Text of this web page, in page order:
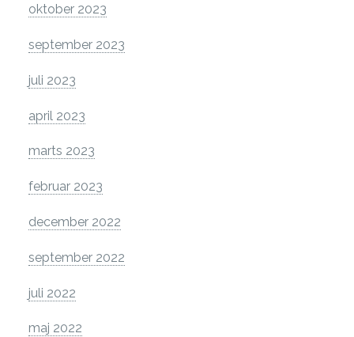
oktober 2023
september 2023
juli 2023
april 2023
marts 2023
februar 2023
december 2022
september 2022
juli 2022
maj 2022